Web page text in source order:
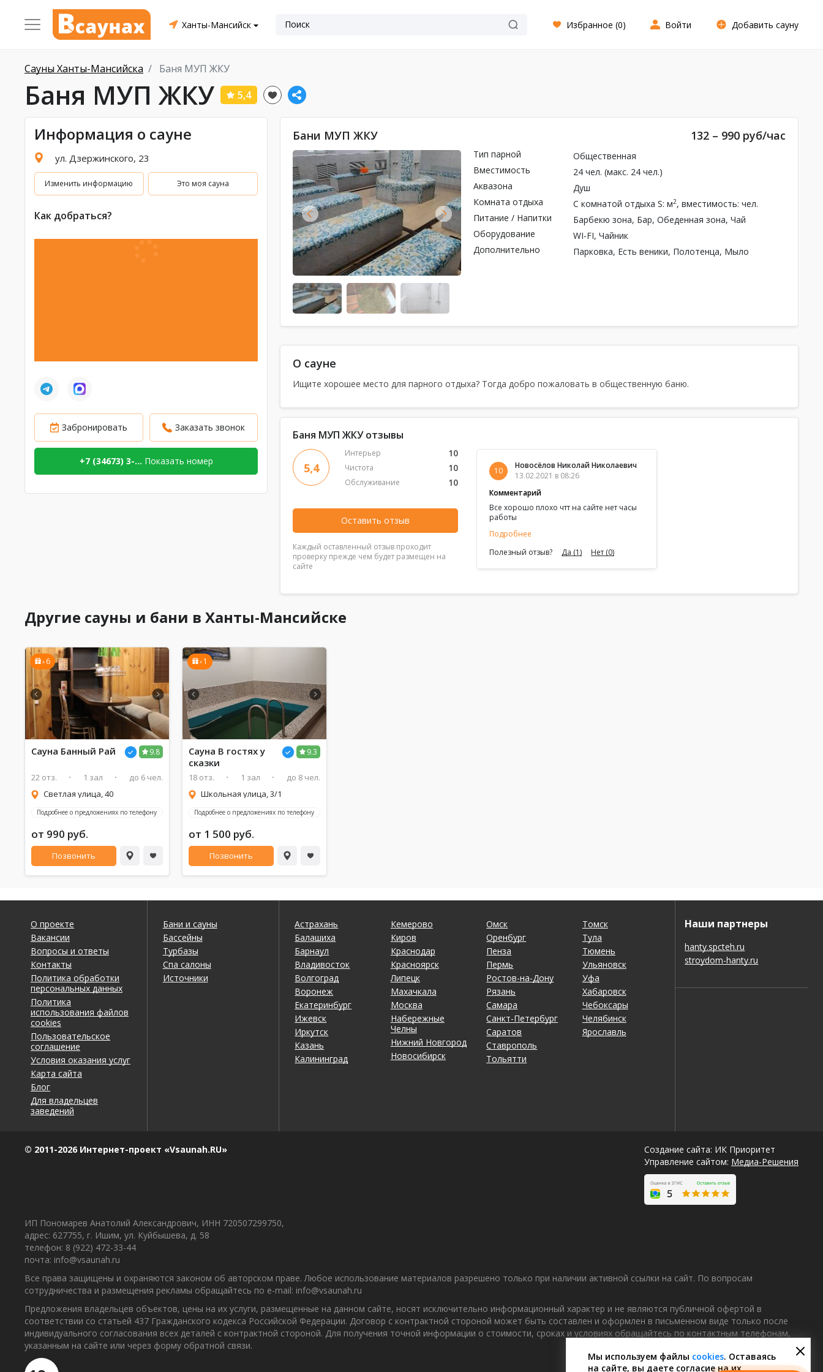
Ханты-Мансийск Избранное (0) Войти Добавить сауну
Сауны Ханты-Мансийска Баня МУП ЖКУ
Баня МУП ЖКУ 5,4
Информация о сауне
ул. Дзержинского, 23
Изменить информацию Это моя сауна
Как добраться?
Забронировать Заказать звонок
+7 (34673) 3-... Показать номер
Бани МУП ЖКУ 132 – 990 руб/час
Тип парной
Общественная
Вместимость
24 чел. (макс. 24 чел.)
Аквазона
Душ
Комната отдыха
С комнатой отдыха S: м2, вместимость: чел.
Питание / Напитки
Барбекю зона, Бар, Обеденная зона, Чай
Оборудование
WI-FI, Чайник
Дополнительно
Парковка, Есть веники, Полотенца, Мыло
О сауне
Ищите хорошее место для парного отдыха? Тогда добро пожаловать в общественную баню.
Баня МУП ЖКУ отзывы
5,4
Интерьер 10
Чистота 10
Обслуживание 10
Оставить отзыв
Каждый оставленный отзыв проходит
проверку прежде чем будет размещен на
сайте
10
Новосёлов Николай Николаевич
13.02.2021 в 08:26
Комментарий
Все хорошо плохо чтт на сайте нет часы
работы
Подробнее
Полезный отзыв?
Да (1) Нет (0)
Другие сауны и бани в Ханты-Мансийске
x 6
9.8
Сауна Банный Рай
22 отз. 1 зал
до 6 чел.
Светлая улица, 40
Подробнее о предложениях по телефону
от 990 руб.
Позвонить
x 1
9.3
Сауна В гостях у
сказки
18 отз. 1 зал
до 8 чел.
Школьная улица, 3/1
Подробнее о предложениях по телефону
от 1 500 руб.
Позвонить
О проекте
Вакансии
Вопросы и ответы
Контакты
Политика обработки
персональных данных
Политика
использования файлов
cookies
Пользовательское
соглашение
Условия оказания услуг
Карта сайта
Блог
Для владельцев
заведений
Бани и сауны
Бассейны
Турбазы
Спа салоны
Источники
Астрахань
Балашиха
Барнаул
Владивосток
Волгоград
Воронеж
Екатеринбург
Ижевск
Иркутск
Казань
Калининград
Кемерово
Киров
Краснодар
Красноярск
Липецк
Махачкала
Москва
Набережные
Челны
Нижний Новгород
Новосибирск
Омск
Оренбург
Пенза
Пермь
Ростов-на-Дону
Рязань
Самара
Санкт-Петербург
Саратов
Ставрополь
Тольятти
Томск
Тула
Тюмень
Ульяновск
Уфа
Хабаровск
Чебоксары
Челябинск
Ярославль
Наши партнеры
hanty.spcteh.ru
stroydom-hanty.ru
© 2011-2026 Интернет-проект «Vsaunah.RU»
Создание сайта: ИК Приоритет
Управление сайтом: Медиа-Решения
ИП Пономарев Анатолий Александрович, ИНН 720507299750,
адрес: 627755, г. Ишим, ул. Куйбышева, д. 58
телефон: 8 (922) 472-33-44
почта: info@vsaunah.ru
Все права защищены и охраняются законом об авторском праве. Любое использование материалов разрешено только при наличии активной ссылки на сайт. По вопросам
сотрудничества и размещения рекламы обращайтесь по e-mail: info@vsaunah.ru
Предложения владельцев объектов, цены на их услуги, размещенные на данном сайте, носят исключительно информационный характер и не являются публичной офертой в
соответствии со статьей 437 Гражданского кодекса Российской Федерации. Договор с контрактной стороной может быть составлен и оформлен в письменном виде только после
индивидуального согласования всех деталей с контрактной стороной. Для получения точной информации о стоимости, сроках и условиях обращайтесь по контактным телефонам,
указанным на сайте или через форму обратной связи.
Лучшие
саун
Подписывайтесь в Telegram или MAX —
Мы используем файлы cookies. Оставаясь
на сайте, вы даете согласие на их